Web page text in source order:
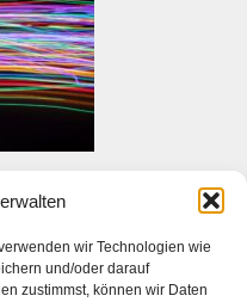
wir Technologien wie
und/oder darauf
zustimmst, können wir Daten